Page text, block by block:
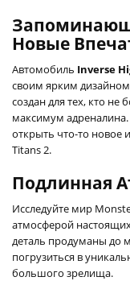
Новые
Автомобиль Inverse
своим ярким
создан для тех, кто не
максимум
открыть что-то новое
Titans 2.
Подлинная
Исследуйте мир
атмосферой
деталь продуманы до
погрузиться в
большого зрелища.